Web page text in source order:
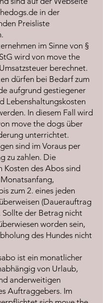
in der
Preisliste
im Sinne von §
wird von move the
berechnet.
dürfen bei Bedarf zum
aufgrund gestiegener
Lebenshaltungskosten
In diesem Fall wird
move the dogs über
unterrichtet.
sind im Voraus per
zu zahlen. Die
Kosten des Abos sind
zum 2. eines jeden
(Dauerauftrag
Sollte der Betrag nicht
worden sein,
des Hundes nicht
ist ein monatlicher
von Urlaub,
anderweitigen
Auftraggebers. Im